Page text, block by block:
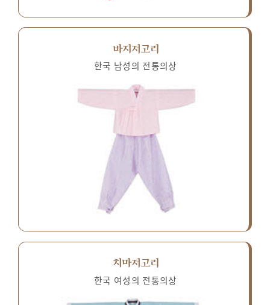
바지저고리
한국 남성의 전통의상
치마저고리
한국 여성의 전통의상